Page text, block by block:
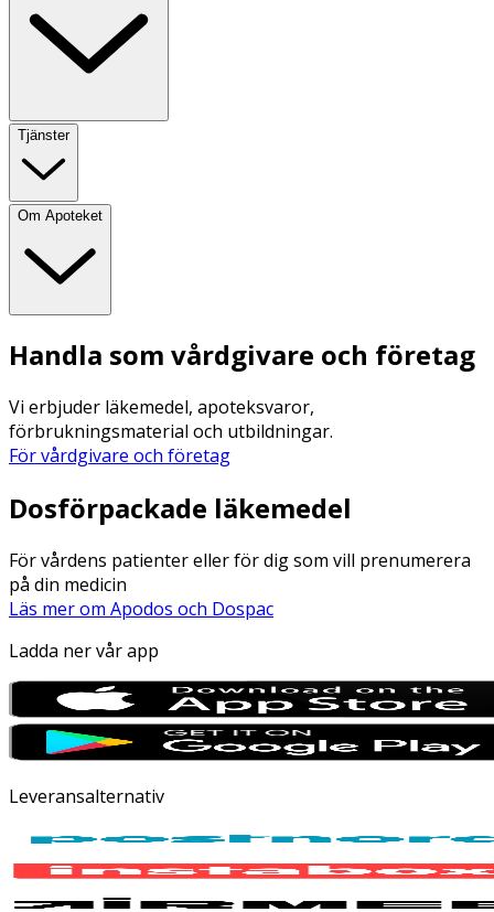
Tjänster
Om Apoteket
Handla som vårdgivare och företag
Vi erbjuder läkemedel, apoteksvaror,
förbrukningsmaterial och utbildningar.
För vårdgivare och företag
Dosförpackade läkemedel
För vårdens patienter eller för dig som vill prenumerera
på din medicin
Läs mer om Apodos och Dospac
Ladda ner vår app
Leveransalternativ